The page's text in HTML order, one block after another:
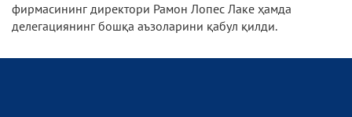
фирмасининг директори Рамон Ло­пес Лаке ҳамда
делегациянинг бошқа аъзола­рини қабул қилди.